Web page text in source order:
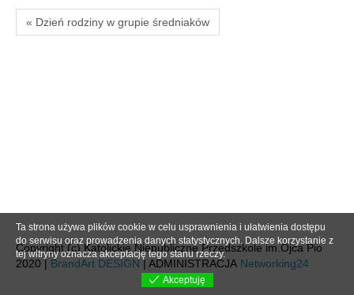
« Dzień rodziny w grupie średniaków
Copyright (c) Katolickie Niepubliczne Przedszkole im.Ojca Pio
2020 | BrandArt DESIGN | ADMINISTRACJA Networking24
Ta strona używa plików cookie w celu usprawnienia i ułatwienia dostępu
do serwisu oraz prowadzenia danych statystycznych. Dalsze korzystanie z
tej witryny oznacza akceptację tego stanu rzeczy.
Akceptuję